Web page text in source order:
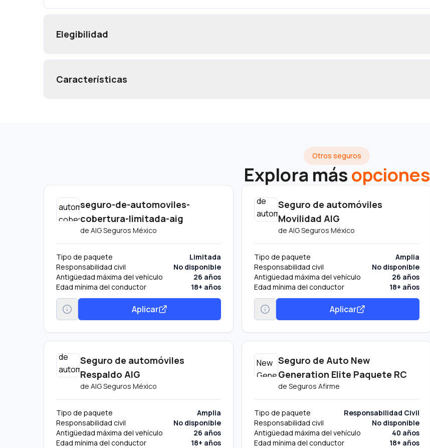
Elegibilidad
Características
Otros seguros
Explora másopciones
seguro-de-automoviles-
cobertura-limitada-aig
de AIG Seguros México
Tipo de paquete
Limitada
Responsabilidad civil
No disponible
Antigüedad máxima del vehículo
26 años
Edad mínima del conductor
18+ años
Aplicar
Seguro de automóviles
Movilidad AIG
de AIG Seguros México
Tipo de paquete
Amplia
Responsabilidad civil
No disponible
Antigüedad máxima del vehículo
26 años
Edad mínima del conductor
18+ años
Aplicar
Seguro de automóviles
Respaldo AIG
de AIG Seguros México
Tipo de paquete
Amplia
Responsabilidad civil
No disponible
Antigüedad máxima del vehículo
26 años
Edad mínima del conductor
18+ años
Seguro de Auto New
Generation Elite Paquete RC
de Seguros Afirme
Tipo de paquete
Responsabilidad Civil
Responsabilidad civil
No disponible
Antigüedad máxima del vehículo
40 años
Edad mínima del conductor
18+ años